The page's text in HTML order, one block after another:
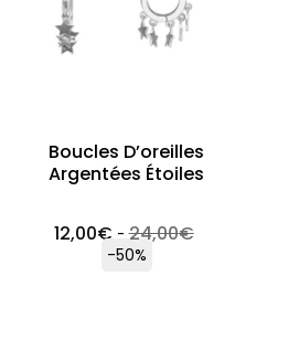
Boucles D’oreilles
Argentées Étoiles
12,00€ -24,00€
-50%